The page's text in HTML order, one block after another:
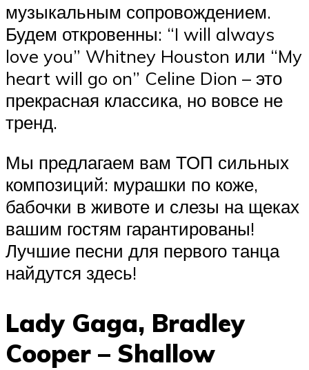
музыкальным сопровождением.
Будем откровенны: “I will always
love you” Whitney Houston или “My
heart will go on” Celine Dion – это
прекрасная классика, но вовсе не
тренд.
Мы предлагаем вам ТОП сильных
композиций: мурашки по коже,
бабочки в животе и слезы на щеках
вашим гостям гарантированы!
Лучшие песни для первого танца
найдутся здесь!
Lady Gaga, Bradley
Cooper – Shallow